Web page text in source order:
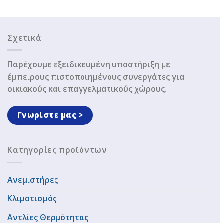
Σχετικά
Παρέχουμε εξειδικευμένη υποστήριξη με
έμπειρους πιστοποιημένους συνεργάτες για
οικιακούς και επαγγελματικούς χώρους.
Γνωρίστε μας >
Κατηγορίες προϊόντων
Ανεμιστήρες
Κλιματισμός
Αντλίες Θερμότητας